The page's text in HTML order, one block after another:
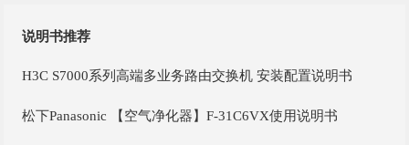
说明书推荐
H3C S7000系列高端多业务路由交换机 安装配置说明书
松下Panasonic 【空气净化器】F-31C6VX使用说明书